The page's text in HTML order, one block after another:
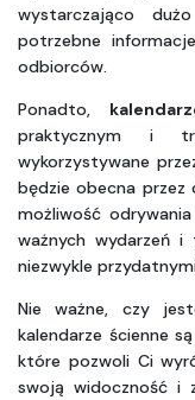
wystarczająco
potrzebne
odbiorców.
Ponadto,
praktycznym i
wykorzystywane
będzie obecna przez
możliwość
ważnych wydarzeń i
niezwykle
Nie ważne, czy
kalendarze ścienne
które pozwoli Ci
swoją widoczność i